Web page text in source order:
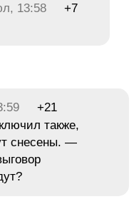
13:58
+7
+21
также,
снесены. —